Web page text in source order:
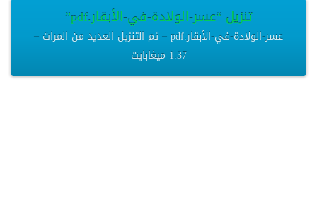
تنزيل “عسر-الولادة-في-الأبقار.pdf”
عسر-الولادة-في-الأبقار.pdf – تم التنزيل العديد من المرات –
1.37 ميغابايت